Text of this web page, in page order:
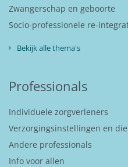
Zwangerschap en geboorte
Socio-professionele re-
Bekijk alle thema's
Professionals
Individuele zorgverleners
Verzorgingsinstellingen en
Andere professionals
Info voor allen